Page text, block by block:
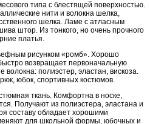
типа с блестящей поверхностью.
нити и волокна шелка,
шелка. Ламе с атласным
штор. Из тонкого, но очень прочного
платья.
рисунком «ромб». Хорошо
возвращает первоначальную
полиэстер, эластан, вискоза.
юбок, спортивных костюмов.
ткань. Комфортна в носке,
Получают из полиэстера, эластана и
составу обладает хорошими
для школьной формы, юбочных и